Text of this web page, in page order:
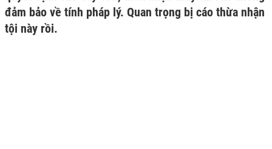
đảm bảo về tính pháp lý. Quan trọng bị cáo thừa nhận
tội này rồi.